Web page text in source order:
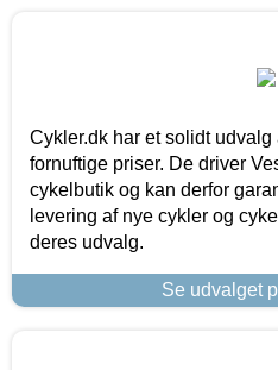
Cykler.dk har et solidt udvalg
fornuftige priser. De driver
cykelbutik og kan derfor
levering af nye cykler og
deres udvalg.
Se udvalget